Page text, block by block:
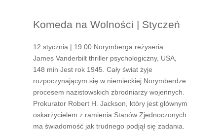
Czas,
który
kolorem"
Komeda na Wolności | Styczeń
12 stycznia | 19:00 Norymberga reżyseria:
James Vanderbilt thriller psychologiczny, USA,
148 min Jest rok 1945. Cały świat żyje
rozpoczynającym się w niemieckiej Norymberdze
procesem nazistowskich zbrodniarzy wojennych.
Prokurator Robert H. Jackson, który jest głównym
oskarżycielem z ramienia Stanów Zjednoczonych
ma świadomość jak trudnego podjął się zadania.